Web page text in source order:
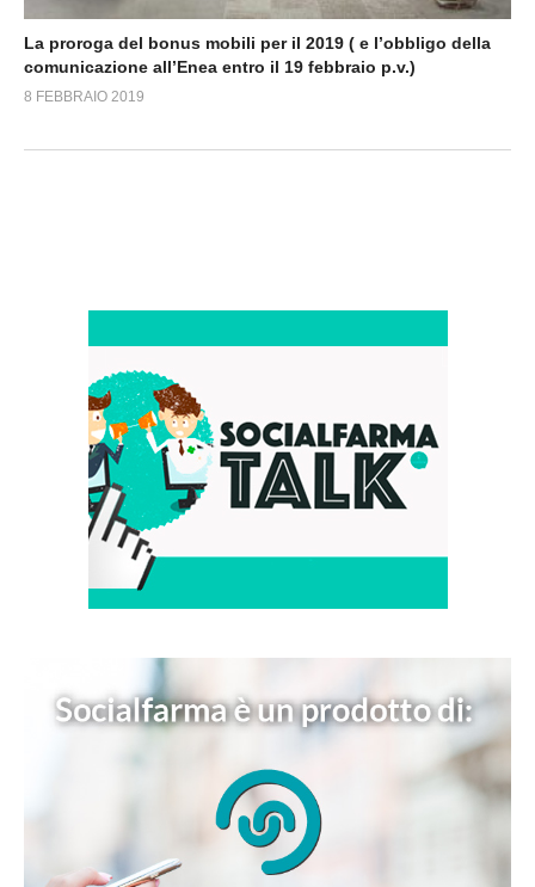
La proroga del bonus mobili per il 2019 ( e l’obbligo della
comunicazione all’Enea entro il 19 febbraio p.v.)
8 FEBBRAIO 2019